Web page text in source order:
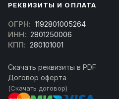
РЕКВИЗИТЫ И ОПЛАТА
ОГРН: 1192801005264
ИНН: 2801250006
КПП: 280101001
Скачать реквизиты в PDF
Договор оферта
(Скачать договор)